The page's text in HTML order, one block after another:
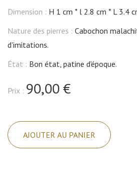
Dimension : H 1 cm l 2.8 cm
L 3.4
Nature des pierres : Cabochon
d'imitations.
État : Bon état, patine d'époque.
Prix : 90,00 €
de
Broche
AJOUTER AU PANIER